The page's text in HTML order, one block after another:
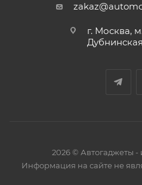
г. Москва,
2026 © Автогаджеты -
Информация на сайте не